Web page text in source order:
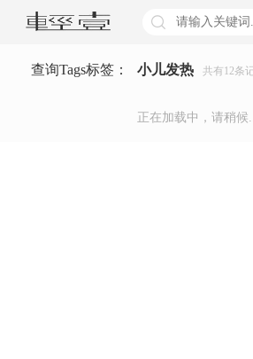
查询Tags标签： 小儿发热 共有12条
正在加载中，请稍候